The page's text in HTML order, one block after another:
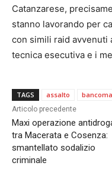
Catanzarese,
stanno lavorando per
con simili raid avvenuti
tecnica esecutiva e i
TAGS assalto
Articolo precedente
Maxi operazione
tra Macerata e Cosenza:
smantellato sodalizio
criminale